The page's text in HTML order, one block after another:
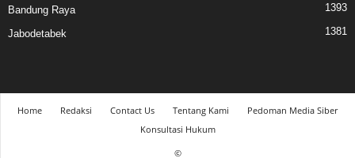
Bandung Raya 1393
Jabodetabek 1381
Home Redaksi Contact Us Tentang Kami
Pedoman Media Siber
Konsultasi Hukum
©